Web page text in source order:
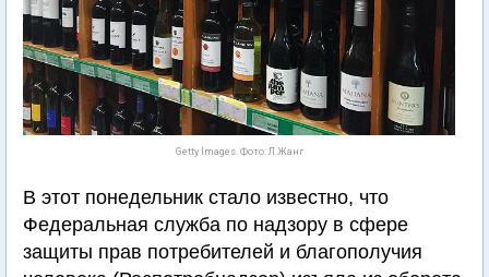
Getty Images. Фото: Л.Жанг
В этот понедельник стало известно, что
Федеральная служба по надзору в сфере
защиты прав потребителей и благополучия